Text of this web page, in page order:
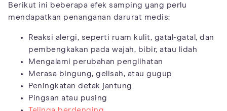
Berikut ini beberapa efek samping yang perlu
mendapatkan penanganan darurat medis:
Reaksi alergi, seperti ruam kulit, gatal-gatal, dan
pembengkakan pada wajah, bibir, atau lidah
Mengalami perubahan penglihatan
Merasa bingung, gelisah, atau gugup
Peningkatan detak jantung
Pingsan atau pusing